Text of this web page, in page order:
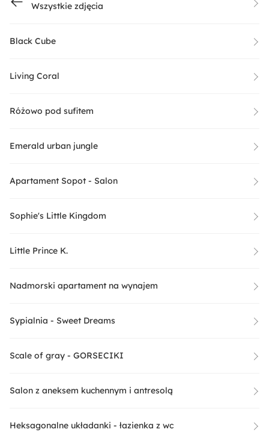
Wszystkie zdjęcia
Black Cube
Living Coral
Różowo pod sufitem
Emerald urban jungle
Apartament Sopot - Salon
Sophie's Little Kingdom
Little Prince K.
Nadmorski apartament na wynajem
Sypialnia - Sweet Dreams
Scale of gray - GORSECIKI
Salon z aneksem kuchennym i antresolą
Heksagonalne układanki - łazienka z wc